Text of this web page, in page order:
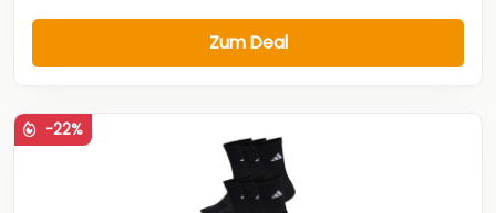
Zum Deal
-22%